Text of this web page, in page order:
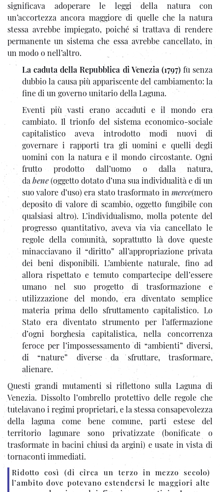
significava adoperare le leggi della natura con
un’accortezza ancora maggiore di quelle che la natura
stessa avrebbe impiegato, poiché si trattava di rendere
permanente un sistema che essa avrebbe cancellato, in
un modo o nell’altro.
La caduta della Repubblica di Venezia (1797)fu senza
dubbio la causa più appariscente del cambiamento: la
fine di un governo unitario della Laguna.
Eventi più vasti erano accaduti e il mondo era
cambiato. Il trionfo del sistema economico-sociale
capitalistico aveva introdotto modi nuovi di
governare i rapporti tra gli uomini e quelli degli
uomini con la natura e il mondo circostante. Ogni
frutto prodotto dall’uomo o dalla natura,
da bene(oggetto dotato d’una sua individualità e di un
suo valore d’uso) era stato trasformato in merce(mero
deposito di valore di scambio, oggetto fungibile con
qualsiasi altro). L’individualismo, molla potente del
progresso quantitativo, aveva via via cancellato le
regole della comunità, soprattutto là dove queste
minacciavano il “diritto” all’appropriazione privata
dei beni disponibili. L’ambiente naturale, fino ad
allora rispettato e temuto compartecipe dell’essere
umano nel suo progetto di trasformazione e
utilizzazione del mondo, era diventato semplice
materia prima dello sfruttamento capitalistico. Lo
Stato era diventato strumento per l’affermazione
d’ogni borghesia capitalistica, nella concorrenza
feroce per l’impossessamento di “ambienti” diversi,
di “nature” diverse da sfruttare, trasformare,
alienare.
Questi grandi mutamenti si riflettono sulla Laguna di
Venezia. Dissolto l’ombrello protettivo delle regole che
tutelavano i regimi proprietari, e la stessa consapevolezza
della laguna come bene comune, parti estese del
territorio lagunare sono privatizzate (bonificate o
trasformate in bacini chiusi da argini) e usate in vista di
tornaconti immediati.
Ridotto così (di circa un terzo in mezzo secolo)
l’ambito dove potevano estendersi le maggiori alte